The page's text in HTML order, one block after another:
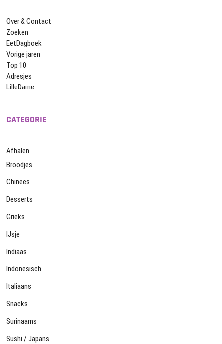
Over & Contact
Zoeken
EetDagboek
Vorige jaren
Top 10
Adresjes
LilleDame
CATEGORIE
Afhalen
Broodjes
Chinees
Desserts
Grieks
IJsje
Indiaas
Indonesisch
Italiaans
Snacks
Surinaams
Sushi / Japans